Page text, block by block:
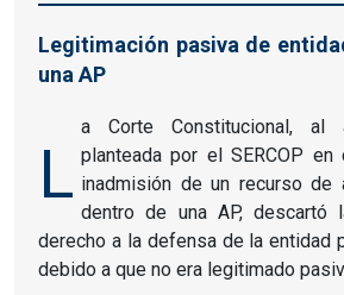
Legitimación pasiva de
una AP
L
a Corte Constitucional, al
planteada por el SERCOP
inadmisión de un recurso de
dentro de una AP, descartó
derecho a la defensa de la entidad
debido a que no era legitimado